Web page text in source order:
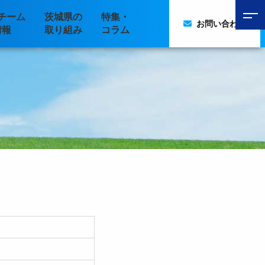
ーム
茨城県の
取り組み
特集・
コラム
お問い合わせ